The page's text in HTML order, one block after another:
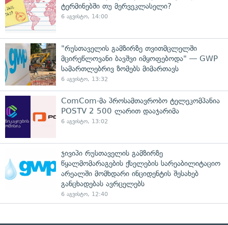
ტერმინებში თუ მერვეკლასელი?
6 აგვისტო, 14:00
"რუსთაველის გამზირზე თვითმცლელში
მცირეწლოვანი ბავშვი იმყოფებოდა" — GWP
სამართლებრივ ზომებს მიმართავს
6 აგვისტო, 13:32
ComCom-მა პროსამთავრობო ტელეკომპანია
POSTV 2 500 ლარით დააჯარიმა
6 აგვისტო, 13:02
ჯივიპი რუსთაველის გამზირზე
წყალმომარაგების ქსელების სარეაბილიტაციო
არეალში მომხდარი ინციდენტის შესახებ
განცხადებას ავრცელებს
6 აგვისტო, 12:40